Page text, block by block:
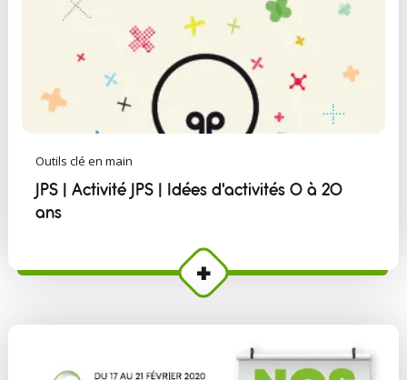
Outils clé en main
JPS | Activité JPS | Idées d'activités 0 à 20
ans